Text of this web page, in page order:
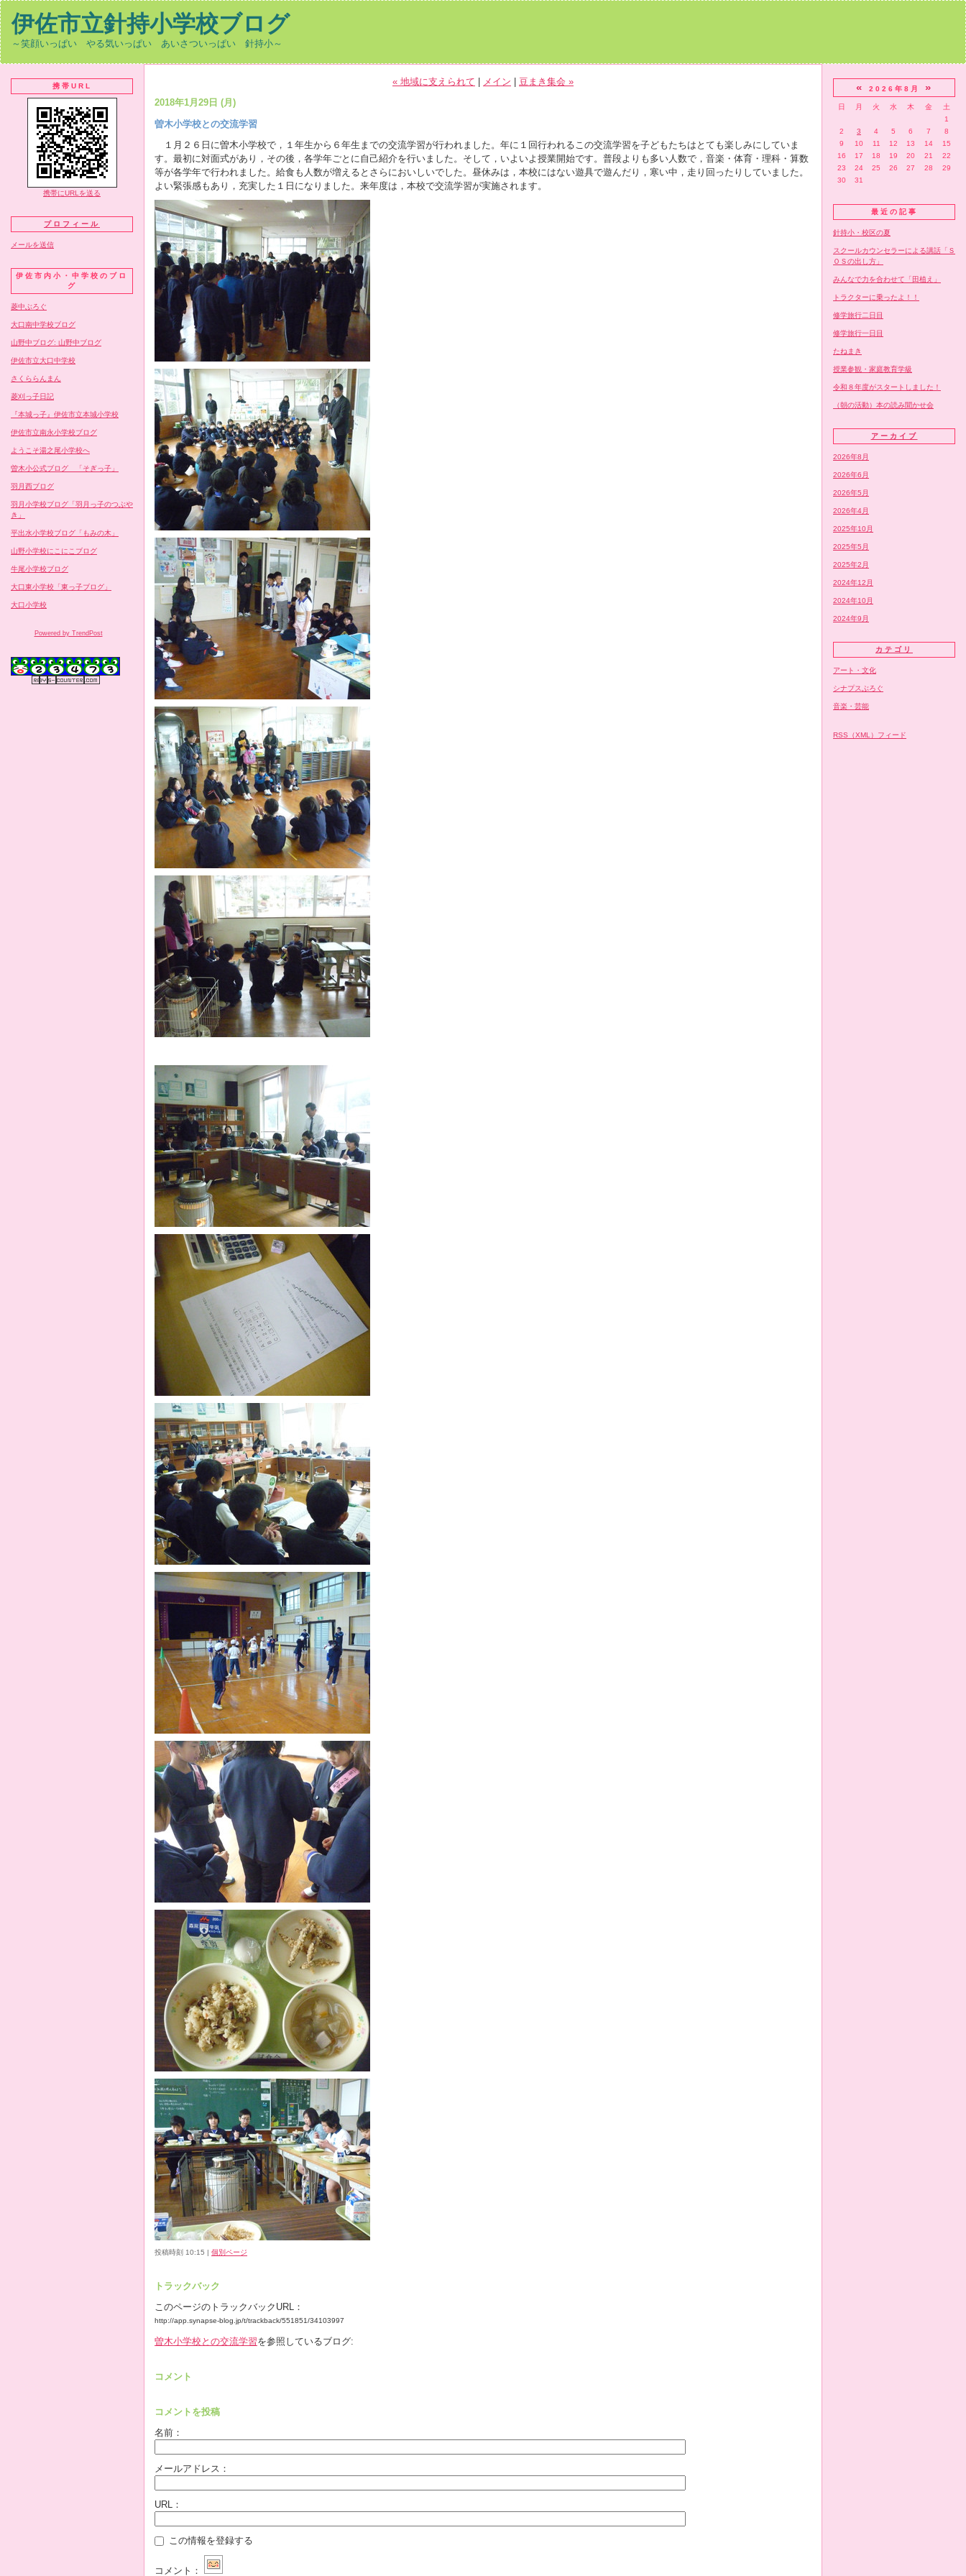
伊佐市立針持小学校ブログ
～笑顔いっぱい やる気いっぱい あいさついっぱい 針持小～
携帯URL
携帯にURLを送る
プロフィール
メールを送信
伊佐市内小・中学校のブロ
グ
菱中ぶろぐ
大口南中学校ブログ
山野中ブログ: 山野中ブログ
伊佐市立大口中学校
さくららんまん
菱刈っ子日記
『本城っ子』伊佐市立本城小学校
伊佐市立南永小学校ブログ
ようこそ湯之尾小学校へ
曽木小公式ブログ 「そぎっ子」
羽月西ブログ
羽月小学校ブログ「羽月っ子のつぶや
き」
平出水小学校ブログ「もみの木」
山野小学校にこにこブログ
牛尾小学校ブログ
大口東小学校「東っ子ブログ」
大口小学校
Powered by TrendPost
« 地域に支えられて メイン
豆まき集会 »
2018年1月29日 (月)
曽木小学校との交流学習
１月２６日に曽木小学校で，１年生から６年生までの交流学習が行われました。年に１回行われるこの交流学習を子どもたちはとても楽しみにしていま
す。最初に対面式があり，その後，各学年ごとに自己紹介を行いました。そして，いよいよ授業開始です。普段よりも多い人数で，音楽・体育・理科・算数
等が各学年で行われました。給食も人数が増えるとさらにおいしいでした。昼休みは，本校にはない遊具で遊んだり，寒い中，走り回ったりしていました。
よい緊張感もあり，充実した１日になりました。来年度は，本校で交流学習が実施されます。
投稿時刻 10:15 | 個別ページ
トラックバック
このページのトラックバックURL：
http://app.synapse-blog.jp/t/trackback/551851/34103997
曽木小学校との交流学習を参照しているブログ:
コメント
コメントを投稿
名前：
メールアドレス：
URL：
この情報を登録する
コメント：
« 2026年8月 »
日 月 火 水 木 金
土
1
2
3 4 5 6 7
8
9
10 11 12 13 14
15
16
17 18 19 20 21
22
23
24 25 26 27 28
29
30
31
最近の記事
針持小・校区の夏
スクールカウンセラーによる講話「Ｓ
ＯＳの出し方」
みんなで力を合わせて「田植え」
トラクターに乗ったよ！！
修学旅行二日目
修学旅行一日目
たねまき
授業参観・家庭教育学級
令和８年度がスタートしました！
（朝の活動）本の読み聞かせ会
アーカイブ
2026年8月
2026年6月
2026年5月
2026年4月
2025年10月
2025年5月
2025年2月
2024年12月
2024年10月
2024年9月
カテゴリ
アート・文化
シナプスぶろぐ
音楽・芸能
RSS（XML）フィード